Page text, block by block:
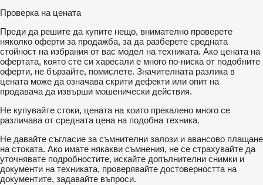
Проверка на цената
Преди да решите да купите нещо, внимателно проверете
няколко оферти за продажба, за да разберете средната
стойност на избрания от вас модел на техниката. Ако цената на
офертата, която сте си харесали е много по-ниска от подобните
оферти, не бързайте, помислете. Значителната разлика в
цената може да означава скрити дефекти или опит на
продавача да извърши мошенически действия.
Не купувайте стоки, цената на които прекалено много се
различава от средната цена на подобна техника.
Не давайте съгласие за съмнителни залози и авансово плащане
на стоката. Ако имате някакви съмнения, не се страхувайте да
уточнявате подробностите, искайте допълнителни снимки и
документи на техниката, проверявайте достоверността на
документите, задавайте въпроси.